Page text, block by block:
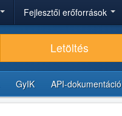
Fejlesztői erőforrások
Letöltés
GyIK API-dokumentáció